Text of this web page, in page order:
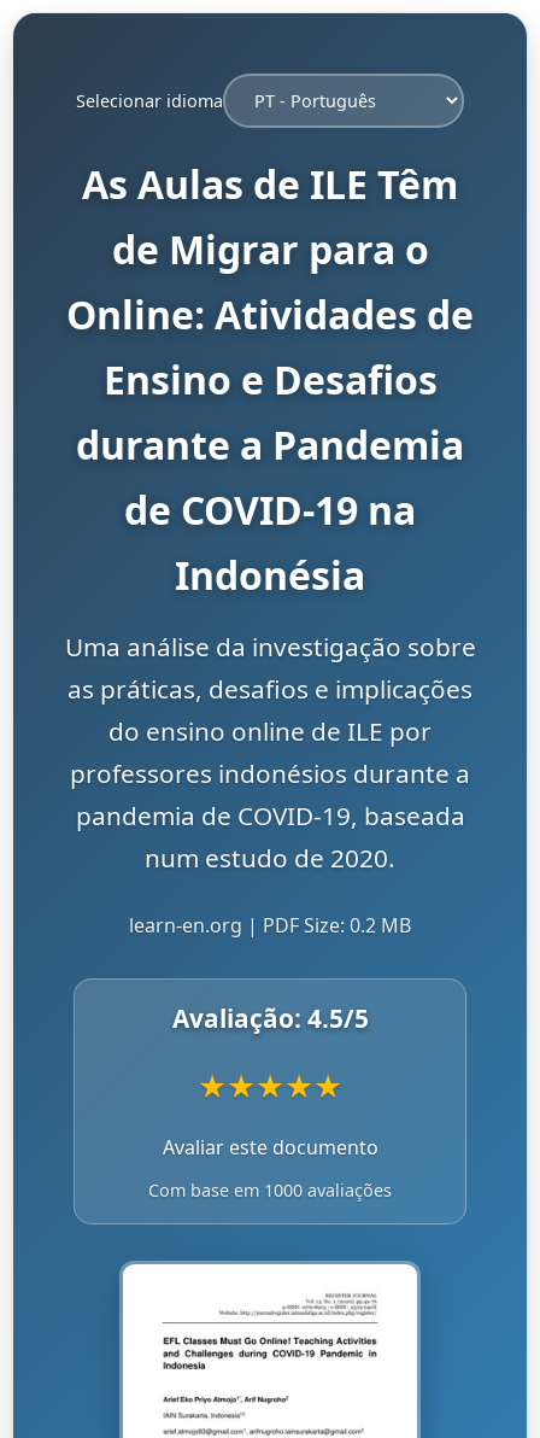
Selecionar idioma
As Aulas de ILE Têm
de Migrar para o
Online: Atividades de
Ensino e Desafios
durante a Pandemia
de COVID-19 na
Indonésia
Uma análise da investigação sobre
as práticas, desafios e implicações
do ensino online de ILE por
professores indonésios durante a
pandemia de COVID-19, baseada
num estudo de 2020.
learn-en.org | PDF Size: 0.2 MB
Avaliação: 4.5/5
★★★★★
Avaliar este documento
Com base em 1000 avaliações